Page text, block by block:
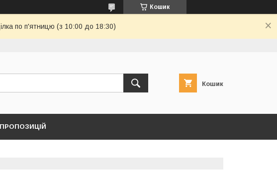
Кошик
по п'ятницю (з 10:00 до 18:30)
Кошик